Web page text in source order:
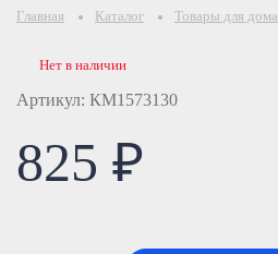
Главная Каталог Товары для дома
Артикул: КМ1573130
Нет в наличии
825 ₽